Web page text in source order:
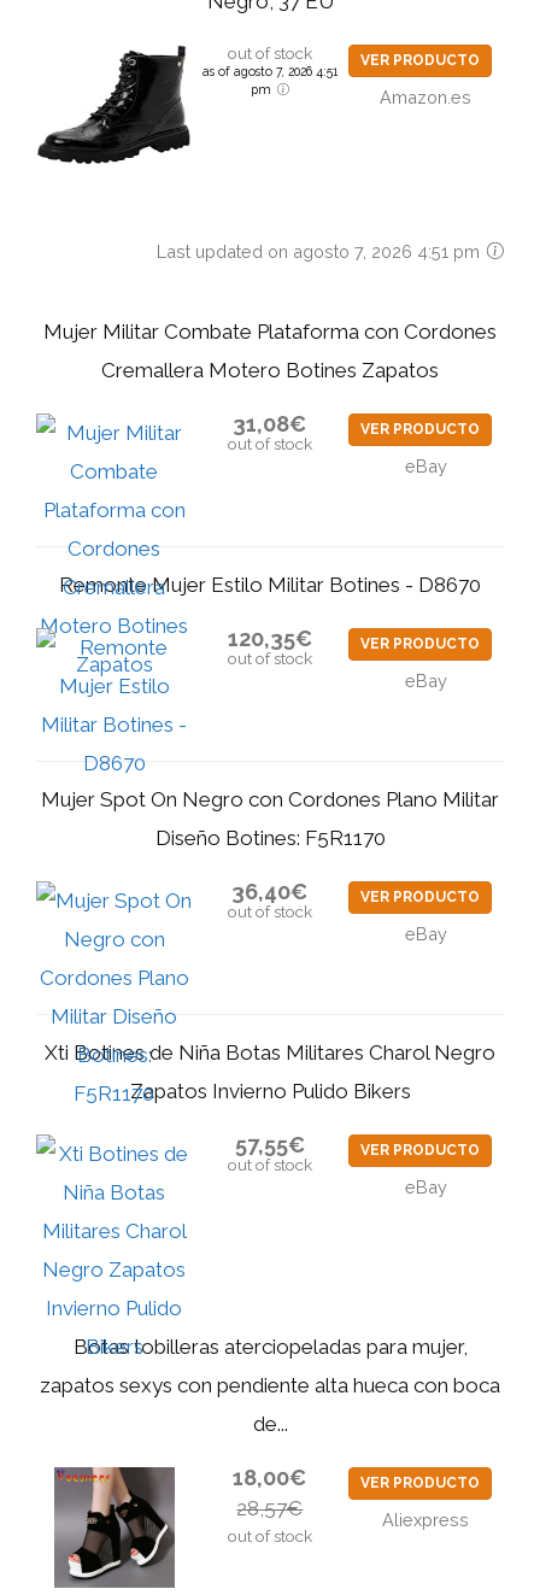
out of stock
as of agosto 7, 2026 4:51
pm
VER PRODUCTO
Amazon.es
Last updated on agosto 7, 2026 4:51 pm
Mujer Militar Combate Plataforma con Cordones
Cremallera Motero Botines Zapatos
31,08€
out of stock
VER PRODUCTO
eBay
Remonte Mujer Estilo Militar Botines - D8670
120,35€
out of stock
VER PRODUCTO
eBay
Mujer Spot On Negro con Cordones Plano Militar
Diseño Botines: F5R1170
36,40€
out of stock
VER PRODUCTO
eBay
Xti Botines de Niña Botas Militares Charol Negro
Zapatos Invierno Pulido Bikers
57,55€
out of stock
VER PRODUCTO
eBay
Botas tobilleras aterciopeladas para mujer,
zapatos sexys con pendiente alta hueca con boca
de...
18,00€
28,57€
out of stock
VER PRODUCTO
Aliexpress